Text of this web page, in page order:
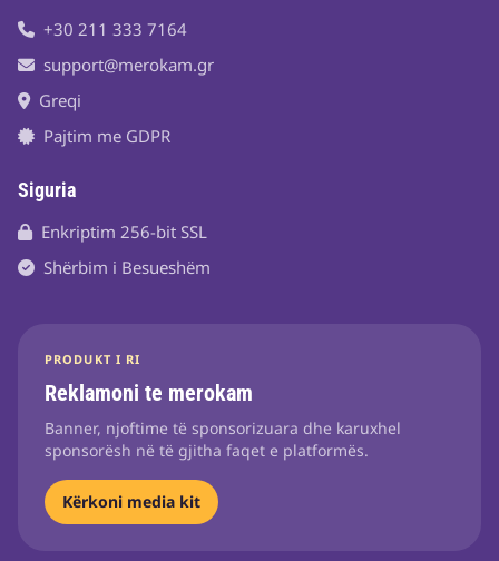
+30 211 333 7164
support@merokam.gr
Greqi
Pajtim me GDPR
Siguria
Enkriptim 256-bit SSL
Shërbim i Besueshëm
PRODUKT I RI
Reklamoni te merokam
Banner, njoftime të sponsorizuara dhe karuxhel
sponsorësh në të gjitha faqet e platformës.
Kërkoni media kit